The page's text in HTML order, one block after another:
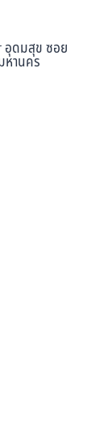
อุดมสุข ซอย
หานคร